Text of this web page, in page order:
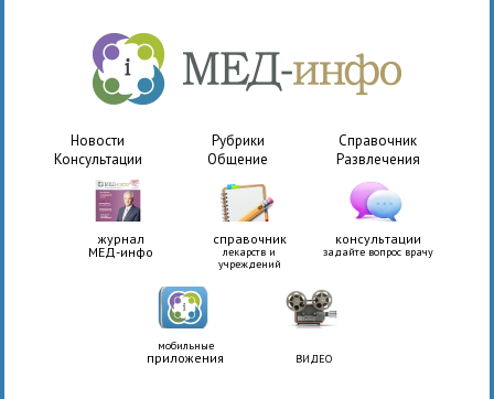
Новости Рубрики
Справочник
Консультации
Общение Развлечения
журнал
МЕД-инфо
справочник
лекарств и
учреждений
консультации
задайте вопрос врачу
мобильные
приложения ВИДЕО